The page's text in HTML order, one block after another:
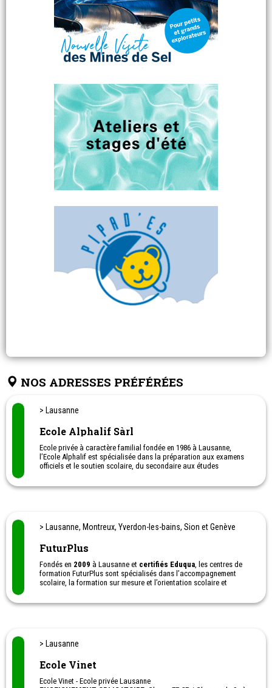
NOS ADRESSES PRÉFÉRÉES
> Lausanne
Ecole Alphalif Sàrl
Ecole privée à caractère familial fondée en 1986 à Lausanne,
l’Ecole Alphalif est spécialisée dans la préparation aux examens
officiels et le soutien scolaire, du secondaire aux études
> Lausanne, Montreux, Yverdon-les-bains, Sion et Genève
FuturPlus
Fondés en 2009 à Lausanne et certifiés Eduqua , les centres de
formation FuturPlus sont spécialisés dans l’accompagnement
scolaire, la formation sur mesure et l’orientation scolaire et
propose du soutien scolaire toutes matières et niveaux, une école
d’orientation scolaire et professionnel. Sa philosophie repose sur
fonctionnement, du parcours et des objectifs de chaque
> Lausanne
Ecole Vinet
Ecole Vinet - Ecole privée Lausanne